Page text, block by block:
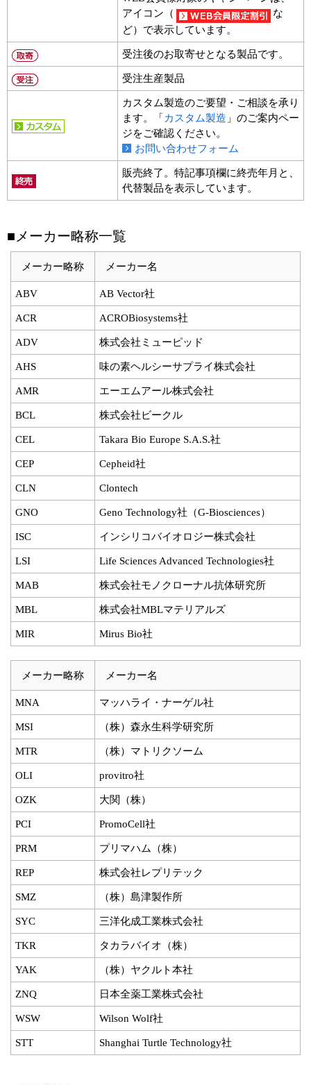
アイコン（
な
ど）で表示しています。
受注後のお取寄せとなる製品です。
受注生産製品
カスタム製造のご要望・ご相談を承り
ます。「 カスタム製造 」のご案内ペー
ジをご確認ください。
お問い合わせフォーム
販売終了。特記事項欄に終売年月と、
代替製品を表示しています。
■メーカー略称一覧
メーカー略称 メーカー名
ABV AB Vector社
ACR ACROBiosystems社
ADV 株式会社ミューピッド
AHS 味の素ヘルシーサプライ株式会社
AMR エーエムアール株式会社
BCL 株式会社ビークル
CEL Takara Bio Europe S.A.S.社
CEP Cepheid社
CLN Clontech
GNO Geno Technology社（G-Biosciences）
ISC インシリコバイオロジー株式会社
LSI Life Sciences Advanced Technologies社
MAB 株式会社モノクローナル抗体研究所
MBL 株式会社MBLマテリアルズ
MIR Mirus Bio社
メーカー略称 メーカー名
MNA マッハライ・ナーゲル社
MSI （株）森永生科学研究所
MTR （株）マトリクソーム
OLI provitro社
OZK 大関（株）
PCI PromoCell社
PRM プリマハム（株）
REP 株式会社レプリテック
SMZ （株）島津製作所
SYC 三洋化成工業株式会社
TKR タカラバイオ（株）
YAK （株）ヤクルト本社
ZNQ 日本全薬工業株式会社
WSW Wilson Wolf社
STT Shanghai Turtle Technology社